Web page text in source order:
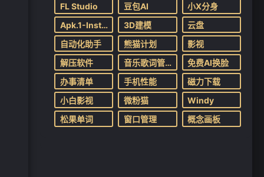
FL Studio
豆包AI
小X分身
Apk.1-Installer
3D建模
云盘
自动化助手
熊猫计划
影视
解压软件
音乐歌词管理
免费AI换脸
办事清单
手机性能
磁力下载
小白影视
微粉猫
Windy
松果单词
窗口管理 概念画板